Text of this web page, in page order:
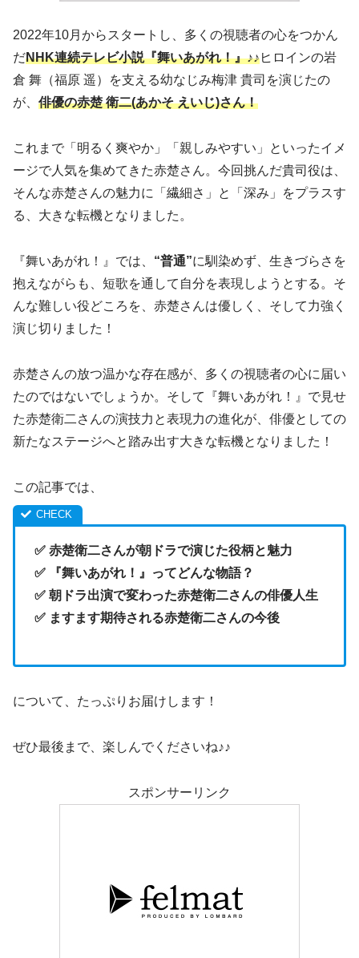
2022年10月からスタートし、多くの視聴者の心をつかん
だNHK連続テレビ小説『舞いあがれ！』♪♪ヒロインの岩
倉 舞（福原 遥）を支える幼なじみ梅津 貴司を演じたの
が、 俳優の赤楚 衛二(あかそ えいじ)さん！
これまで「明るく爽やか」「親しみやすい」といったイメ
ージで人気を集めてきた赤楚さん。今回挑んだ貴司役は、
そんな赤楚さんの魅力に「繊細さ」と「深み」をプラスす
る、大きな転機となりました。
『舞いあがれ！』では、 “普通”に馴染めず、生きづらさを
抱えながらも、短歌を通して自分を表現しようとする。そ
んな難しい役どころを、赤楚さんは優しく、そして力強く
演じ切りました！
赤楚さんの放つ温かな存在感が、多くの視聴者の心に届い
たのではないでしょうか。そして『舞いあがれ！』で見せ
た赤楚衛二さんの演技力と表現力の進化が、俳優としての
新たなステージへと踏み出す大きな転機となりました！
この記事では、
✅ 赤楚衛二さんが朝ドラで演じた役柄と魅力
✅ 『舞いあがれ！』ってどんな物語？
✅ 朝ドラ出演で変わった赤楚衛二さんの俳優人生
✅ ますます期待される赤楚衛二さんの今後
について、たっぷりお届けします！
ぜひ最後まで、楽しんでくださいね♪♪
スポンサーリンク